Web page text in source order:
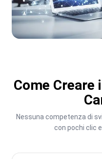
Come Creare
Nessuna competenza di
con pochi clic